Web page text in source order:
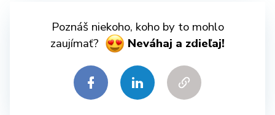
Poznáš niekoho, koho by to mohlo
zaujímať?
Neváhaj a zdieľaj!